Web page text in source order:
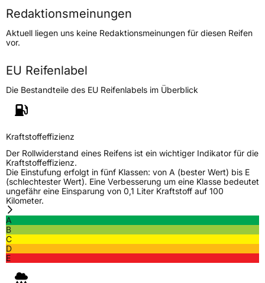
Höchstgeschwindigkeit
210 km/h
Lastindex85
Höchstlast515 kg
Generelle Merkmale
Fahrzeugtyp
VerwendungWinterreifen
ModellnameSF 982
FahrzeugartPKW & SUV
Weitere Eigenschaften
SchlauchtypTL
ZustandNeureifen
Redaktionsmeinungen
Aktuell liegen uns keine Redaktionsmeinungen für diesen Reifen
vor.
EU Reifenlabel
Die Bestandteile des EU Reifenlabels im Überblick
Kraftstoffeffizienz
Der Rollwiderstand eines Reifens ist ein wichtiger Indikator für die
Kraftstoffeffizienz.
Die Einstufung erfolgt in fünf Klassen: von A (bester Wert) bis E
(schlechtester Wert). Eine Verbesserung um eine Klasse bedeutet
ungefähr eine Einsparung von 0,1 Liter Kraftstoff auf 100
Kilometer.
A
B
C
D
E